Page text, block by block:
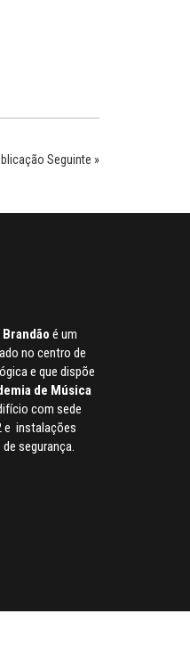
Seguinte »
é um
no centro de
e que dispõe
de Música
com sede
e instalações
segurança.